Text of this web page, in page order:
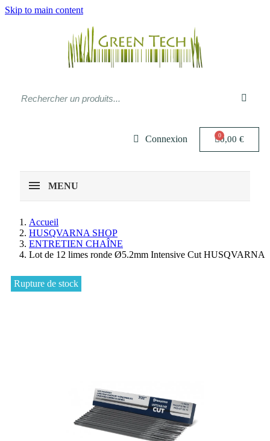
Skip to main content
Connexion 0,00 €
MENU
Accueil
HUSQVARNA SHOP
ENTRETIEN CHAÎNE
Lot de 12 limes ronde Ø5.2mm Intensive Cut HUSQVARNA
Rupture de stock